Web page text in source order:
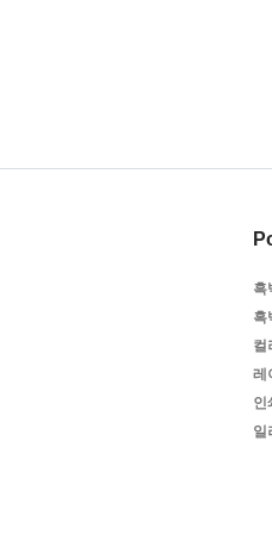
흑
흑
컬
레
인
일